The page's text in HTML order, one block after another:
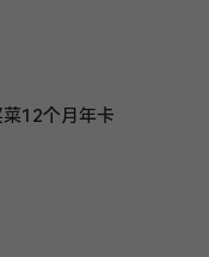
菜12个月年卡